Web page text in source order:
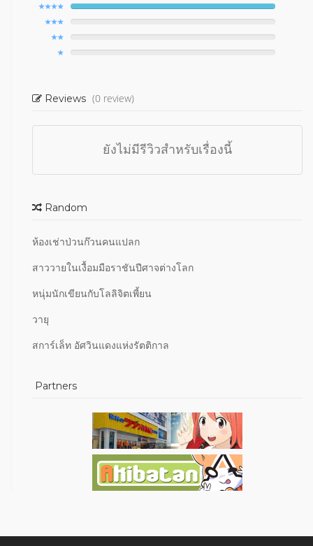
Reviews (0 review)
ยังไม่มีรีวิวสำหรับเรื่องนี้
Random
ห้องเช่าป่วนก๊วนคนแปลก
สาววายในเงื้อมมือราชันปีศาจต่างโลก
หนุ่มนักเขียนกับโลลิจิตเพี้ยน
วายุ
สการ์เล็ท อัศวินแดงแห่งรัตติกาล
Partners